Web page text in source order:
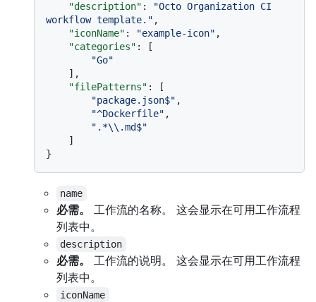
"description" :
"Octo Organization CI
workflow template." ,
"iconName" : "example-icon" ,
"categories" :
[
"Go"
] ,
"filePatterns" :
[
"package.json$" ,
"^Dockerfile" ,
".*\\.md$"
]
}
name
必需。
工作流的名称。 这会显示在可用工作流程
列表中。
description
必需。
工作流的说明。 这会显示在可用工作流程
列表中。
iconName